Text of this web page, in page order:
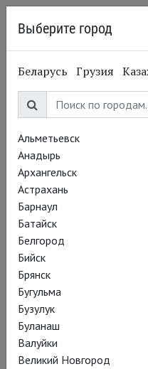
Вадим Рутковский
Выберите город
Беларусь Грузия
Альметьевск
Анадырь
Архангельск
Астрахань
Барнаул
Батайск
Белгород
Бийск
Брянск
Бугульма
Бузулук
Буланаш
Валуйки
Великий Новгород